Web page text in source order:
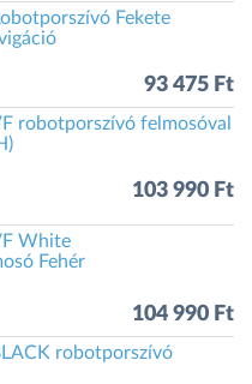
Fekete
93 475 Ft
robotporszívó felmosóval
103 990 Ft
White
Fehér
104 990 Ft
robotporszívó